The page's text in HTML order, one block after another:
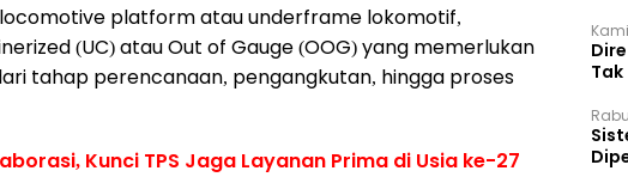
platform atau underframe lokomotif,
(UC) atau Out of Gauge (OOG) yang memerlukan
tahap perencanaan, pengangkutan, hingga proses
Kunci TPS Jaga Layanan Prima di Usia ke-27